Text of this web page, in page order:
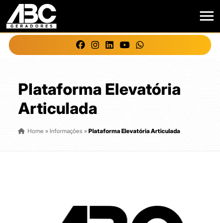
Plataforma Elevatória
Articulada
Home » Informações »Plataforma Elevatória Articulada